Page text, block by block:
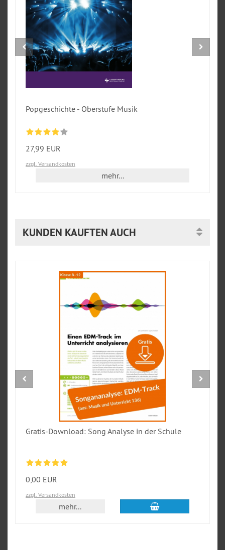
Popgeschichte - Oberstufe Musik
27,99 EUR
zzgl. Versandkosten
mehr...
KUNDEN KAUFTEN AUCH
Gratis-Download: Song Analyse in der Schule
0,00 EUR
zzgl. Versandkosten
mehr... In den Warenkorb